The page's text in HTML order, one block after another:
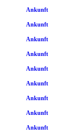
Ankunft
Ankunft
Ankunft
Ankunft
Ankunft
Ankunft
Ankunft
Ankunft
Ankunft